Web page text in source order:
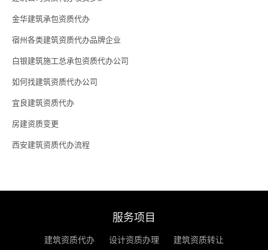
金华建筑承包资质代办
宿州各类建筑资质代办品牌企业
白银建筑施工总承包资质代办公司
如何找建筑资质代办公司
宜良建筑资质代办
房建资质变更
西安建筑资质代办流程
服务项目
建筑资质代办 设计资质办理 建筑资质转让